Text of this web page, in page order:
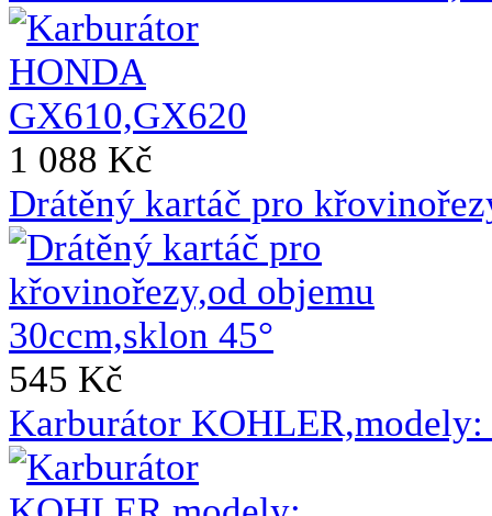
1 088 Kč
Drátěný kartáč pro
545 Kč
Karburátor